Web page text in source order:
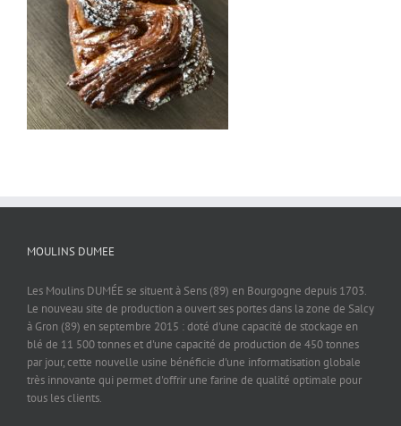
MOULINS DUMEE
Les Moulins DUMÉE se situent à Sens (89) en Bourgogne depuis 1703.
Le nouveau site de production a ouvert ses portes dans la zone de Salcy
à Gron (89) en septembre 2015 : doté d'une capacité de stockage en
blé de 11 500 tonnes et d'une capacité de production de 450 tonnes
par jour, cette nouvelle usine bénéficie d'une informatisation globale
très innovante qui permet d'offrir une farine de qualité optimale pour
tous les clients.